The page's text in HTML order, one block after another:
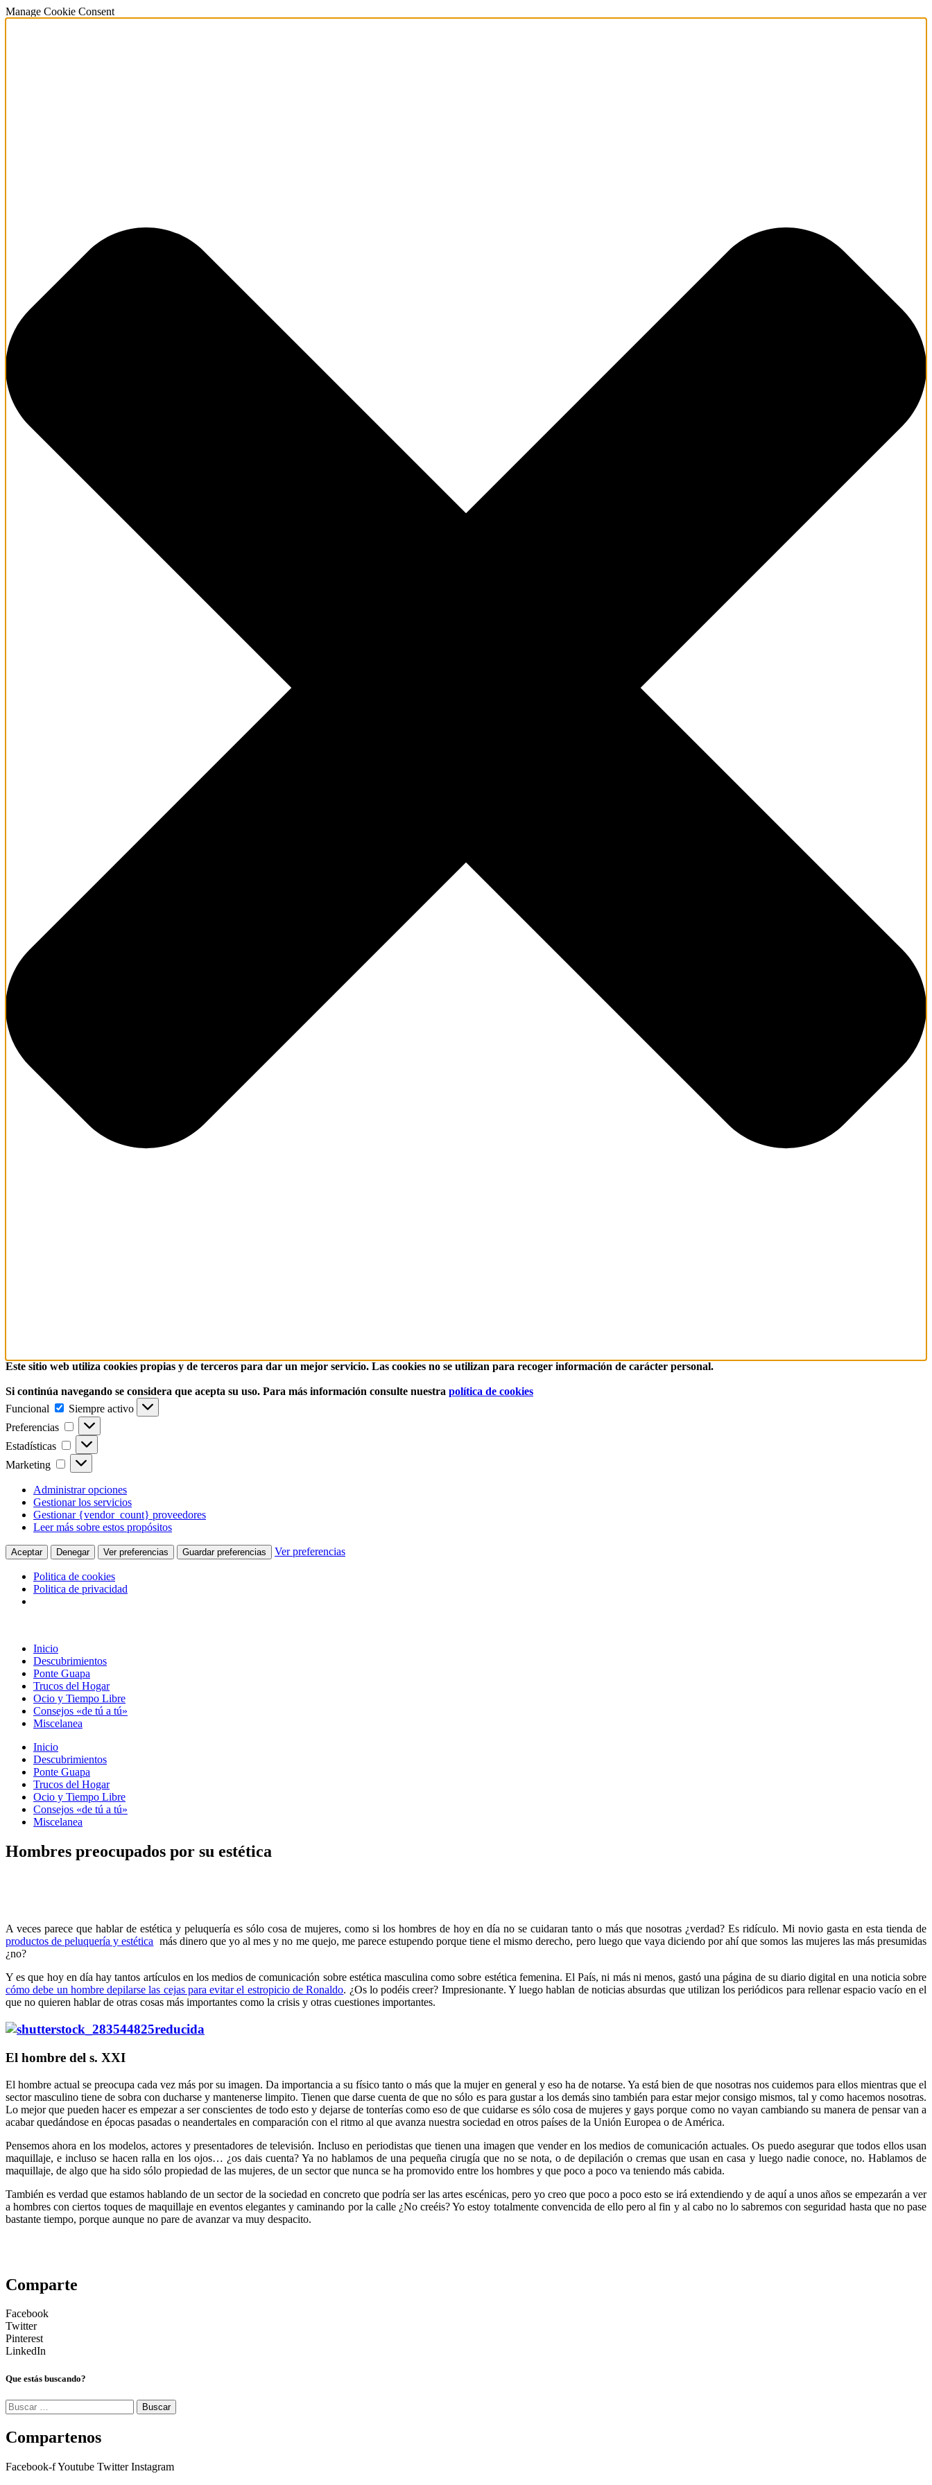
Manage Cookie Consent
Este sitio web utiliza cookies propias y de terceros para dar un mejor servicio. Las cookies no se utilizan para recoger información de carácter personal.
Si continúa navegando se considera que acepta su uso. Para más información consulte nuestra política de cookies
Funcional
Funcional
Siempre activo
Preferencias
Preferencias
Estadísticas Estadísticas
Marketing Marketing
Administrar opciones
Gestionar los servicios
Gestionar {vendor_count} proveedores
Leer más sobre estos propósitos
Aceptar Denegar Ver preferencias Guardar preferencias Ver preferencias
Politica de cookies
Politica de privacidad
contenido
Inicio
Descubrimientos
Ponte Guapa
Trucos del Hogar
Ocio y Tiempo Libre
Consejos «de tú a tú»
Miscelanea
Inicio
Descubrimientos
Ponte Guapa
Trucos del Hogar
Ocio y Tiempo Libre
Consejos «de tú a tú»
Miscelanea
Hombres preocupados por su estética
A veces parece que hablar de estética y peluquería es sólo cosa de mujeres, como si los hombres de hoy en día no se cuidaran tanto o más que nosotras ¿verdad? Es ridículo. Mi novio gasta en esta tienda de
productos de peluquería y estética más dinero que yo al mes y no me quejo, me parece estupendo porque tiene el mismo derecho, pero luego que vaya diciendo por ahí que somos las mujeres las más presumidas
¿no?
Y es que hoy en día hay tantos artículos en los medios de comunicación sobre estética masculina como sobre estética femenina. El País, ni más ni menos, gastó una página de su diario digital en una noticia sobre
cómo debe un hombre depilarse las cejas para evitar el estropicio de Ronaldo. ¿Os lo podéis creer? Impresionante. Y luego hablan de noticias absurdas que utilizan los periódicos para rellenar espacio vacío en el
que no quieren hablar de otras cosas más importantes como la crisis y otras cuestiones importantes.
El hombre del s. XXI
El hombre actual se preocupa cada vez más por su imagen. Da importancia a su físico tanto o más que la mujer en general y eso ha de notarse. Ya está bien de que nosotras nos cuidemos para ellos mientras que el
sector masculino tiene de sobra con ducharse y mantenerse limpito. Tienen que darse cuenta de que no sólo es para gustar a los demás sino también para estar mejor consigo mismos, tal y como hacemos nosotras.
Lo mejor que pueden hacer es empezar a ser conscientes de todo esto y dejarse de tonterías como eso de que cuidarse es sólo cosa de mujeres y gays porque como no vayan cambiando su manera de pensar van a
acabar quedándose en épocas pasadas o neandertales en comparación con el ritmo al que avanza nuestra sociedad en otros países de la Unión Europea o de América.
Pensemos ahora en los modelos, actores y presentadores de televisión. Incluso en periodistas que tienen una imagen que vender en los medios de comunicación actuales. Os puedo asegurar que todos ellos usan
maquillaje, e incluso se hacen ralla en los ojos… ¿os dais cuenta? Ya no hablamos de una pequeña cirugía que no se nota, o de depilación o cremas que usan en casa y luego nadie conoce, no. Hablamos de
maquillaje, de algo que ha sido sólo propiedad de las mujeres, de un sector que nunca se ha promovido entre los hombres y que poco a poco va teniendo más cabida.
También es verdad que estamos hablando de un sector de la sociedad en concreto que podría ser las artes escénicas, pero yo creo que poco a poco esto se irá extendiendo y de aquí a unos años se empezarán a ver
a hombres con ciertos toques de maquillaje en eventos elegantes y caminando por la calle ¿No creéis? Yo estoy totalmente convencida de ello pero al fin y al cabo no lo sabremos con seguridad hasta que no pase
bastante tiempo, porque aunque no pare de avanzar va muy despacito.
Comparte
Facebook
Twitter
Pinterest
LinkedIn
Que estás buscando?
Buscar:
Compartenos
Facebook-fYoutube Twitter Instagram